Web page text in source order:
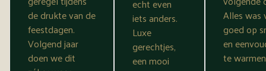
de drukte van de
feestdagen.
Volgend jaar
doen we dit
echt even
iets anders.
Luxe
gerechtjes,
een mooi
Alles was
goed op
en
te